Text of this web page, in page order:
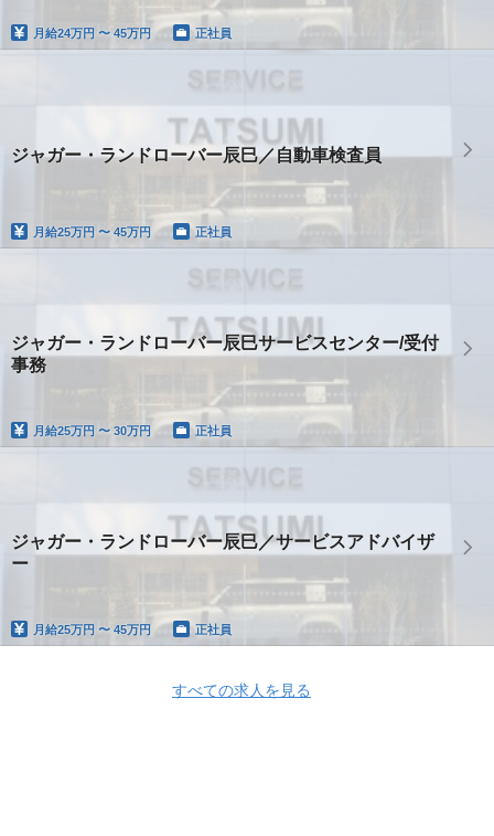
月給24万円 〜 45万円 正社員
ジャガー・ランドローバー辰巳／自動車検査員
月給25万円 〜 45万円 正社員
ジャガー・ランドローバー辰巳サービスセンター/受付
事務
月給25万円 〜 30万円 正社員
ジャガー・ランドローバー辰巳／サービスアドバイザ
ー
月給25万円 〜 45万円 正社員
すべての求人を見る